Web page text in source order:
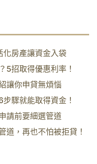
化房產讓資金入袋
5招取得優惠利率！
讓你申貸無煩惱
驟就能取得資金！
請前要細選管道
道，再也不怕被拒貸！